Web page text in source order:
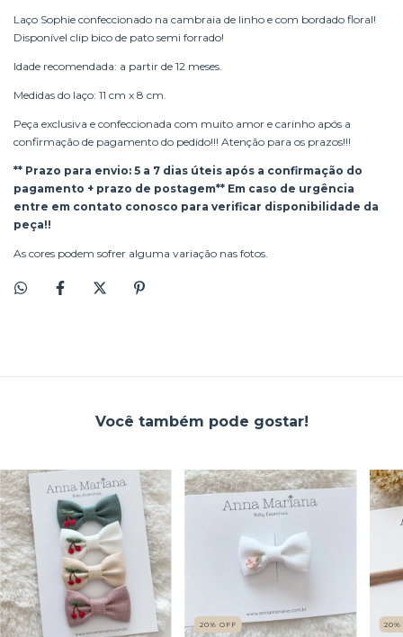
Laço Sophie confeccionado na cambraia de linho e com bordado floral!
Disponível clip bico de pato semi forrado!
Idade recomendada: a partir de 12 meses.
Medidas do laço: 11 cm x 8 cm.
Peça exclusiva e confeccionada com muito amor e carinho após a
confirmação de pagamento do pedido!!! Atenção para os prazos!!!
** Prazo para envio: 5 a 7 dias úteis após a confirmação do
pagamento + prazo de postagem** Em caso de urgência
entre em contato conosco para verificar disponibilidade da
peça!!
As cores podem sofrer alguma variação nas fotos.
Você também pode gostar!
20% OFF 20